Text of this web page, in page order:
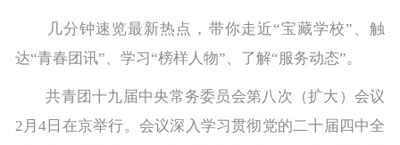
几分钟速览最新热点，带你走近“宝藏学校”、触
达“青春团讯”、学习“榜样人物”、了解“服务动态”。
共青团十九届中央常务委员会第八次（扩大）会议
2月4日在京举行。会议深入学习贯彻党的二十届四中全